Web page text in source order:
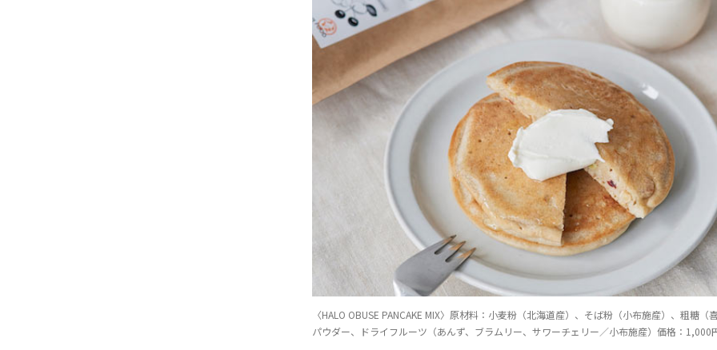
〈HALO OBUSE PANCAKE MIX〉原材料：小麦粉（北海道産）、そば粉（小布施産）、粗糖
パウダー、ドライフルーツ（あんず、ブラムリー、サワーチェリー／小布施産）価格：1,000